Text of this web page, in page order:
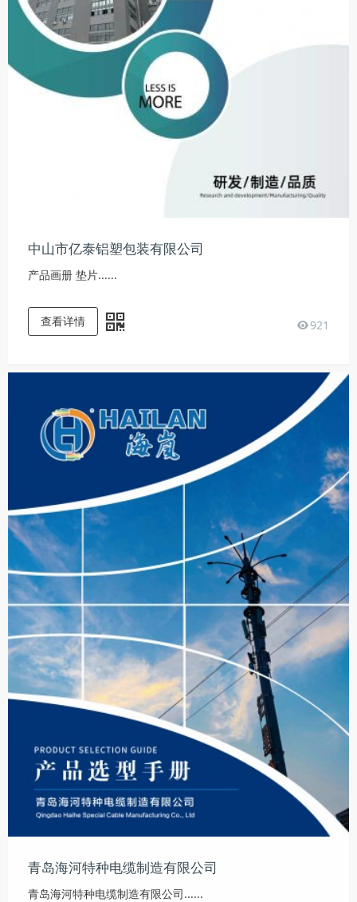
中山市亿泰铝塑包装有限公司
产品画册 垫片......
921
查看详情
青岛海河特种电缆制造有限公司
青岛海河特种电缆制造有限公司......